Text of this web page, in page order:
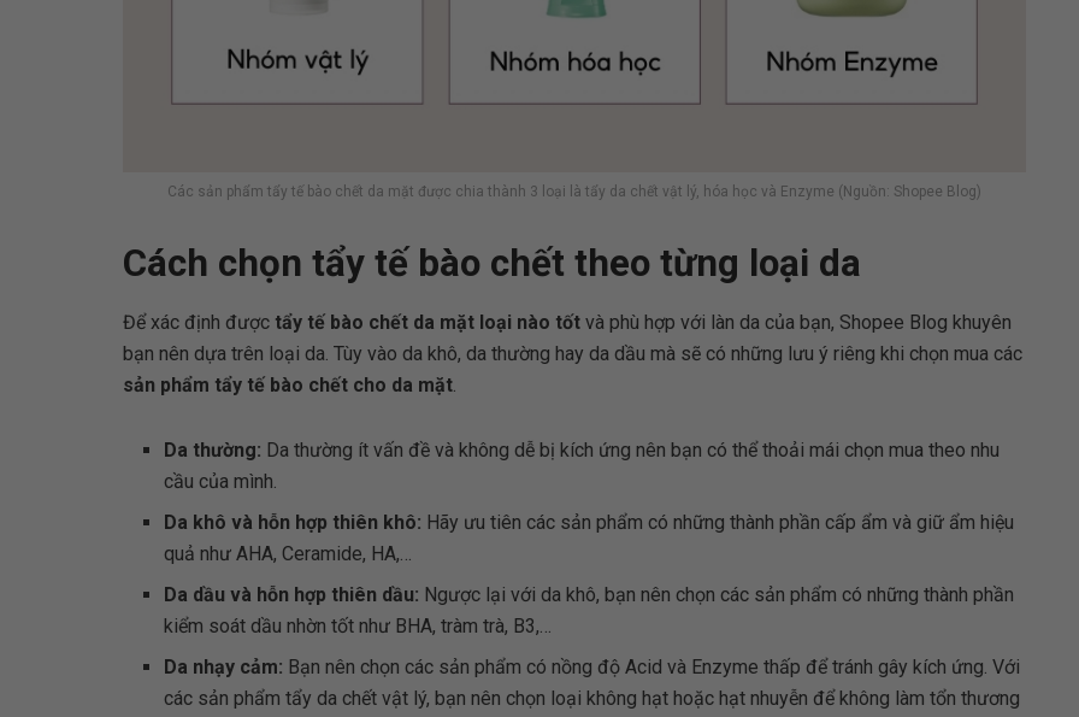
Các sản phẩm tẩy tế bào chết da mặt được chia thành 3 loại là tẩy da chết vật lý, hóa học và Enzyme (Nguồn: Shopee Blog)
Cách chọn tẩy tế bào chết theo từng loại da
Để xác định được tẩy tế bào chết da mặt loại nào tốt và phù hợp với làn da của bạn, Shopee Blog khuyên
bạn nên dựa trên loại da. Tùy vào da khô, da thường hay da dầu mà sẽ có những lưu ý riêng khi chọn mua các
sản phẩm tẩy tế bào chết cho da mặt.
Da thường: Da thường ít vấn đề và không dễ bị kích ứng nên bạn có thể thoải mái chọn mua theo nhu
cầu của mình.
Da khô và hỗn hợp thiên khô: Hãy ưu tiên các sản phẩm có những thành phần cấp ẩm và giữ ẩm hiệu
quả như AHA, Ceramide, HA,…
Da dầu và hỗn hợp thiên dầu: Ngược lại với da khô, bạn nên chọn các sản phẩm có những thành phần
kiểm soát dầu nhờn tốt như BHA, tràm trà, B3,…
Da nhạy cảm: Bạn nên chọn các sản phẩm có nồng độ Acid và Enzyme thấp để tránh gây kích ứng. Với
các sản phẩm tẩy da chết vật lý, bạn nên chọn loại không hạt hoặc hạt nhuyễn để không làm tổn thương